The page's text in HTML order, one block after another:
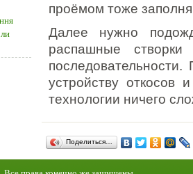
проёмом тоже
Далее нужно
распашные
устройству откосов
технологии ничего
Поделиться…